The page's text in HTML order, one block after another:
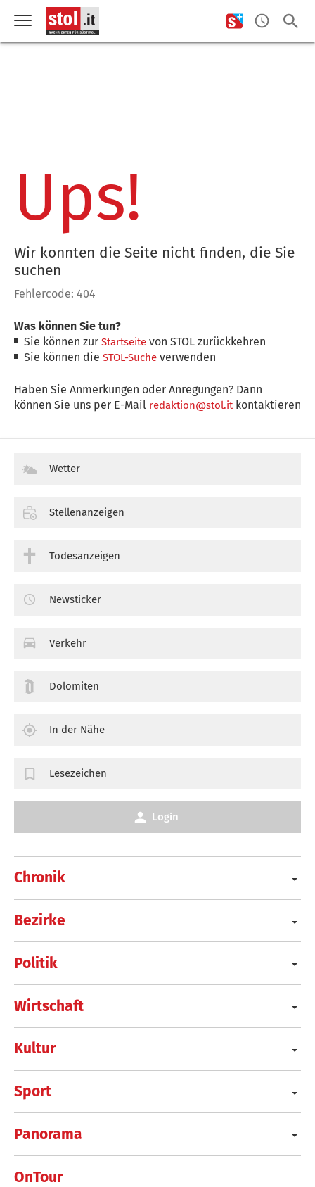
Ups!
Wir konnten die Seite nicht finden, die Sie
suchen
Fehlercode: 404
Was können Sie tun?
Sie können zurStartseite von STOL zurückkehren
Sie können dieSTOL-Suche verwenden
Haben Sie Anmerkungen oder Anregungen? Dann
können Sie uns per E-Mail redaktion@stol.itkontaktieren
Chronik
Bezirke
Politik
Wirtschaft
Kultur
Sport
Panorama
OnTour
Wetter
Stellenanzeigen
Todesanzeigen
Newsticker
Verkehr
Dolomiten
In der Nähe
Lesezeichen
Login